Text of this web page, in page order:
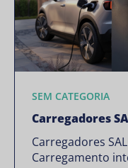
SEM CATEGORIA
Carregadores
Carregadores
Carregamento